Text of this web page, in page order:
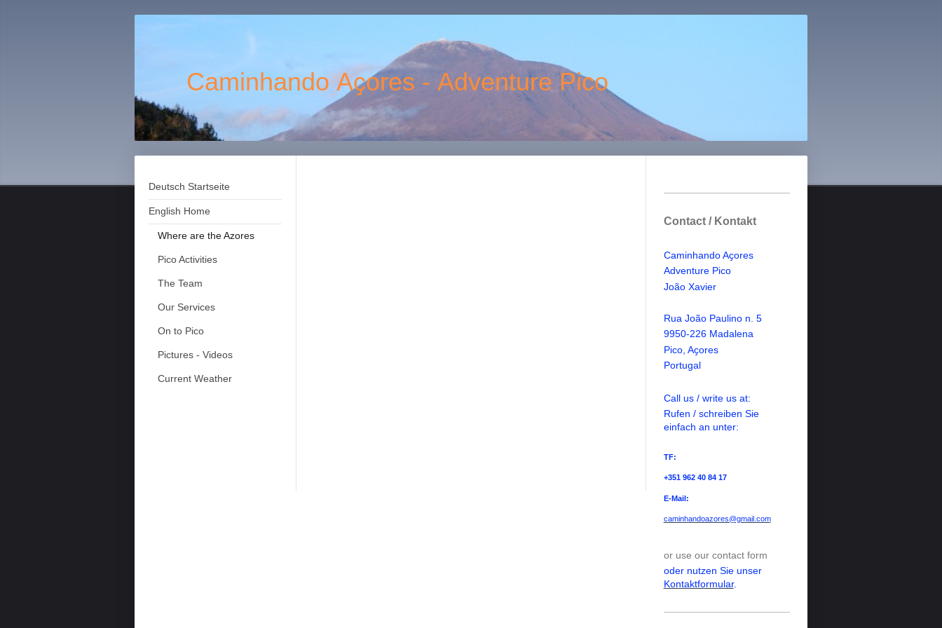
Caminhando Aҫores - Adventure Pico
Deutsch Startseite
English Home
Where are the Azores
Pico Activities
The Team
Our Services
On to Pico
Pictures - Videos
Current Weather
Contact / Kontakt
Caminhando Aҫores
Adventure Pico
João Xavier
Rua João Paulino n. 5
9950-226 Madalena
Pico, Aҫores
Portugal
Call us / write us at:
Rufen / schreiben Sie
einfach an unter:
TF:
+351 962 40 84 17
E-Mail:
caminhandoazores@gmail.com
or use our contact form
oder nutzen Sie unser
Kontaktformular.